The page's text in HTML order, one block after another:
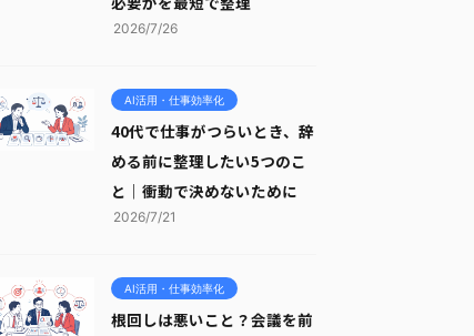
2026/7/26
AI活用・仕事効率化
40代で仕事がつらいとき、辞
める前に整理したい5つのこ
と｜衝動で決めないために
2026/7/21
AI活用・仕事効率化
根回しは悪いこと？会議を前